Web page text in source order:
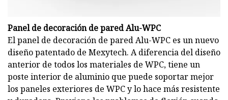
Panel de decoración de pared Alu-WPC
El panel de decoración de pared Alu-WPC es un nuevo
diseño patentado de Mexytech. A diferencia del diseño
anterior de todos los materiales de WPC, tiene un
poste interior de aluminio que puede soportar mejor
los paneles exteriores de WPC y lo hace más resistente